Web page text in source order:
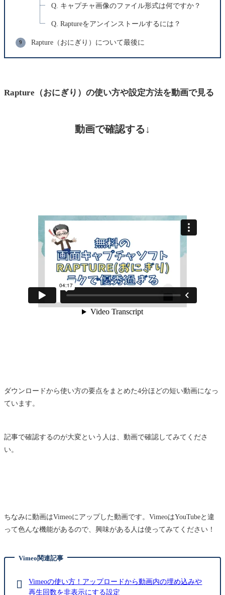
Q. キャプチャ画像のファイル形式は何ですか？
Q. Raptureをアンインストールするには？
Rapture（おにぎり）について最後に
Rapture（おにぎり）の使い方や設定方法を動画で見る
動画で確認する↓
ダウンロードから使い方の要点をまとめた4分ほどの短い動画になっ
ています。
記事で確認するのが大変という人は、動画で確認してみてくださ
い。
ちなみに動画はVimeoにアップした動画です。VimeoはYouTubeと違
って色んな機能があるので、興味がある人は使ってみてください！
Vimeo関連記事
Vimeoの使い方！アップロードから動画内の埋め込みや
再生回数を非表示にする設定